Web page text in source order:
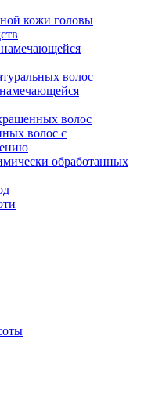
кожи головы
намечающейся
волос
волос
волос с
обработанных